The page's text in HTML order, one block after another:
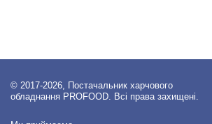
© 2017-2026, Постачальник харчового
обладнання PROFOOD. Всі права захищені.